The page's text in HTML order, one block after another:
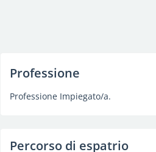
Professione
Professione Impiegato/a.
Percorso di espatrio